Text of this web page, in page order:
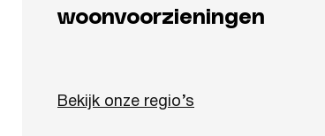
woonvoorzieningen
Bekijk onze regio’s